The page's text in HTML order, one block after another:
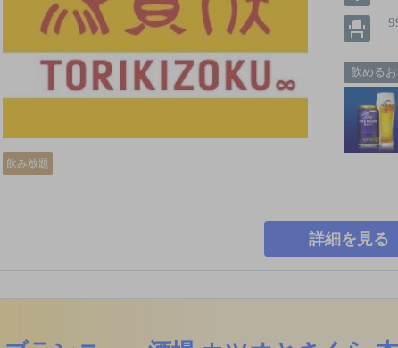
飲み放題
飲める
詳細を見る